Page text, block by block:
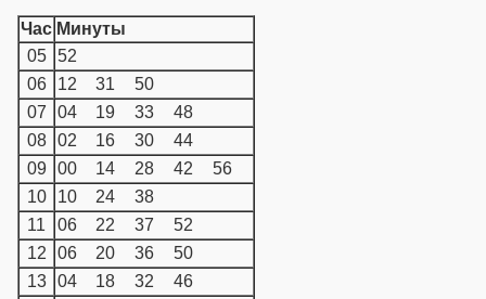
Час Минуты
05
52
06
12 31
50
07
04 19 33
48
08
02 16 30
44
09
00 14 28 42
56
10
10 24
38
11
06 22 37
52
12
06 20 36
50
13
04 18 32
46